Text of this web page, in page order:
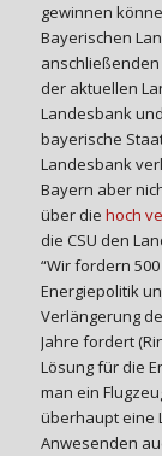
gewinnen
Bayerischen
der aktuellen
Landesbank
bayerische
Landesbank
Bayern aber
über die hoch
die CSU den
“Wir fordern
Energiepolitik
Verlängerung
Jahre fordert
Lösung für die
man ein
überhaupt eine
Anwesenden